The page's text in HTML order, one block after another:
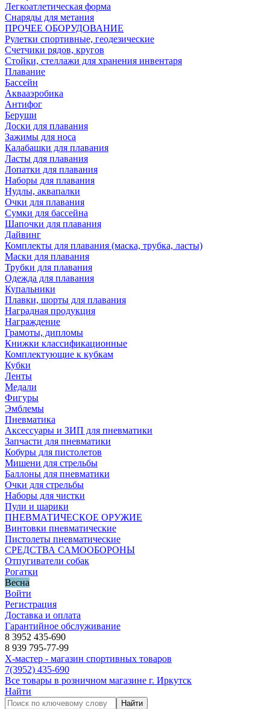
Легкоатлетическая форма
Снаряды для метания
ПРОЧЕЕ ОБОРУДОВАНИЕ
Рулетки спортивные, геодезические
Счетчики рядов, кругов
Стойки, стеллажи для хранения инвентаря
Плавание
Бассейн
Аквааэробика
Антифог
Беруши
Доски для плавания
Зажимы для носа
Калабашки для плавания
Ласты для плавания
Лопатки для плавания
Наборы для плавания
Нудлы, аквапалки
Очки для плавания
Сумки для бассейна
Шапочки для плавания
Дайвинг
Комплекты для плавания (маска, трубка, ласты)
Маски для плавания
Трубки для плавания
Одежда для плавания
Купальники
Плавки, шорты для плавания
Наградная продукция
Награждение
Грамоты, дипломы
Книжки классификационные
Комплектующие к кубкам
Кубки
Ленты
Медали
Фигуры
Эмблемы
Пневматика
Аксессуары и ЗИП для пневматики
Запчасти для пневматики
Кобуры для пистолетов
Мишени для стрельбы
Баллоны для пневматики
Очки для стрельбы
Наборы для чистки
Пули и шарики
ПНЕВМАТИЧЕСКОЕ ОРУЖИЕ
Винтовки пневматические
Пистолеты пневматические
СРЕДСТВА САМООБОРОНЫ
Отпугиватели собак
Рогатки
Весна
Войти
Регистрация
Доставка и оплата
Гарантийное обслуживание
8 3952 435-690
8 939 795-77-99
Х-мастер - магазин спортивных товаров
7(3952) 435-690
Все товары в розничном магазине г. Иркутск
Найти
Найти